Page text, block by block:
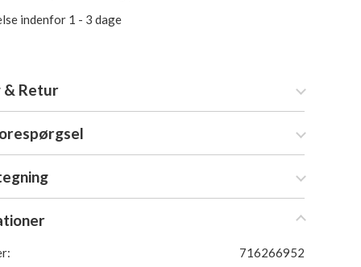
indenfor 1 - 3 dage
& Retur
716266952